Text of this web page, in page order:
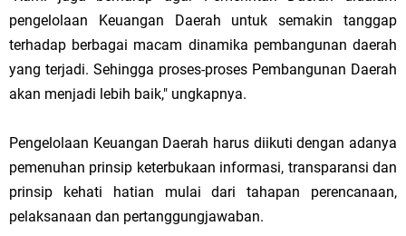
pengelolaan Keuangan Daerah untuk semakin tanggap
terhadap berbagai macam dinamika pembangunan daerah
yang terjadi. Sehingga proses-proses Pembangunan Daerah
akan menjadi lebih baik," ungkapnya.
Pengelolaan Keuangan Daerah harus diikuti dengan adanya
pemenuhan prinsip keterbukaan informasi, transparansi dan
prinsip kehati hatian mulai dari tahapan perencanaan,
pelaksanaan dan pertanggungjawaban.